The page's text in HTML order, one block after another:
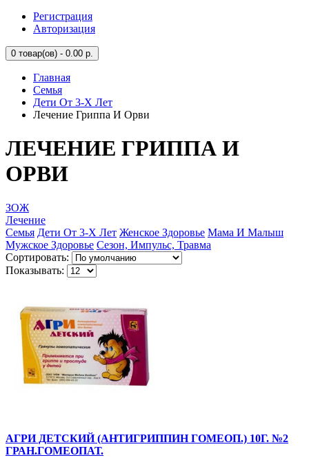
Регистрация
Авторизация
0 товар(ов) - 0.00 р.
Главная
Семья
Дети От 3-Х Лет
Лечение Гриппа И Орви
ЛЕЧЕНИЕ ГРИППА И
ОРВИ
ЗОЖ
Лечение
Семья Дети От 3-Х Лет Женское Здоровье Мама И Малыш
Мужское Здоровье Сезон, Импульс, Травма
Сортировать:
Показывать:
АГРИ ДЕТСКИЙ (АНТИГРИППИН ГОМЕОП.) 10Г. №2
ГРАН.ГОМЕОПАТ.